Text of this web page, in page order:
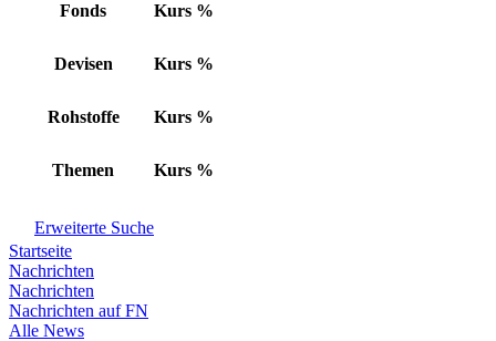
Fonds Kurs %
Devisen Kurs %
Rohstoffe Kurs %
Themen Kurs %
Erweiterte Suche
Startseite
Nachrichten
Nachrichten
Nachrichten auf FN
Alle News